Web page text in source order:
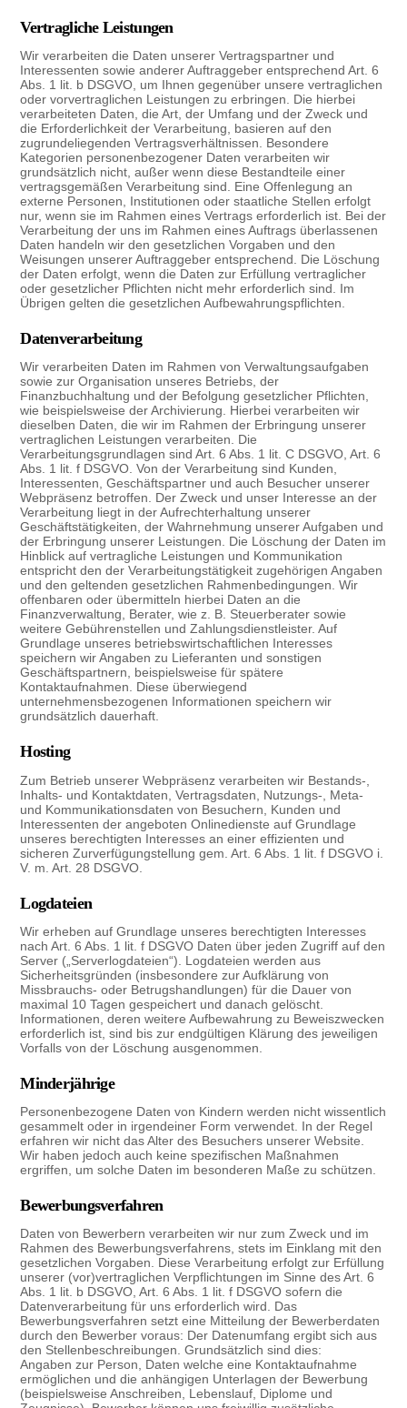
Vertragliche Leistungen
Wir verarbeiten die Daten unserer Vertragspartner und
Interessenten sowie anderer Auftraggeber entsprechend Art. 6
Abs. 1 lit. b DSGVO, um Ihnen gegenüber unsere vertraglichen
oder vorvertraglichen Leistungen zu erbringen. Die hierbei
verarbeiteten Daten, die Art, der Umfang und der Zweck und
die Erforderlichkeit der Verarbeitung, basieren auf den
zugrundeliegenden Vertragsverhältnissen. Besondere
Kategorien personenbezogener Daten verarbeiten wir
grundsätzlich nicht, außer wenn diese Bestandteile einer
vertragsgemäßen Verarbeitung sind. Eine Offenlegung an
externe Personen, Institutionen oder staatliche Stellen erfolgt
nur, wenn sie im Rahmen eines Vertrags erforderlich ist. Bei der
Verarbeitung der uns im Rahmen eines Auftrags überlassenen
Daten handeln wir den gesetzlichen Vorgaben und den
Weisungen unserer Auftraggeber entsprechend. Die Löschung
der Daten erfolgt, wenn die Daten zur Erfüllung vertraglicher
oder gesetzlicher Pflichten nicht mehr erforderlich sind. Im
Übrigen gelten die gesetzlichen Aufbewahrungspflichten.
Datenverarbeitung
Wir verarbeiten Daten im Rahmen von Verwaltungsaufgaben
sowie zur Organisation unseres Betriebs, der
Finanzbuchhaltung und der Befolgung gesetzlicher Pflichten,
wie beispielsweise der Archivierung. Hierbei verarbeiten wir
dieselben Daten, die wir im Rahmen der Erbringung unserer
vertraglichen Leistungen verarbeiten. Die
Verarbeitungsgrundlagen sind Art. 6 Abs. 1 lit. C DSGVO, Art. 6
Abs. 1 lit. f DSGVO. Von der Verarbeitung sind Kunden,
Interessenten, Geschäftspartner und auch Besucher unserer
Webpräsenz betroffen. Der Zweck und unser Interesse an der
Verarbeitung liegt in der Aufrechterhaltung unserer
Geschäftstätigkeiten, der Wahrnehmung unserer Aufgaben und
der Erbringung unserer Leistungen. Die Löschung der Daten im
Hinblick auf vertragliche Leistungen und Kommunikation
entspricht den der Verarbeitungstätigkeit zugehörigen Angaben
und den geltenden gesetzlichen Rahmenbedingungen. Wir
offenbaren oder übermitteln hierbei Daten an die
Finanzverwaltung, Berater, wie z. B. Steuerberater sowie
weitere Gebührenstellen und Zahlungsdienstleister. Auf
Grundlage unseres betriebswirtschaftlichen Interesses
speichern wir Angaben zu Lieferanten und sonstigen
Geschäftspartnern, beispielsweise für spätere
Kontaktaufnahmen. Diese überwiegend
unternehmensbezogenen Informationen speichern wir
grundsätzlich dauerhaft.
Hosting
Zum Betrieb unserer Webpräsenz verarbeiten wir Bestands-,
Inhalts- und Kontaktdaten, Vertragsdaten, Nutzungs-, Meta-
und Kommunikationsdaten von Besuchern, Kunden und
Interessenten der angeboten Onlinedienste auf Grundlage
unseres berechtigten Interesses an einer effizienten und
sicheren Zurverfügungstellung gem. Art. 6 Abs. 1 lit. f DSGVO i.
V. m. Art. 28 DSGVO.
Logdateien
Wir erheben auf Grundlage unseres berechtigten Interesses
nach Art. 6 Abs. 1 lit. f DSGVO Daten über jeden Zugriff auf den
Server („Serverlogdateien“). Logdateien werden aus
Sicherheitsgründen (insbesondere zur Aufklärung von
Missbrauchs- oder Betrugshandlungen) für die Dauer von
maximal 10 Tagen gespeichert und danach gelöscht.
Informationen, deren weitere Aufbewahrung zu Beweiszwecken
erforderlich ist, sind bis zur endgültigen Klärung des jeweiligen
Vorfalls von der Löschung ausgenommen.
Minderjährige
Personenbezogene Daten von Kindern werden nicht wissentlich
gesammelt oder in irgendeiner Form verwendet. In der Regel
erfahren wir nicht das Alter des Besuchers unserer Website.
Wir haben jedoch auch keine spezifischen Maßnahmen
ergriffen, um solche Daten im besonderen Maße zu schützen.
Bewerbungsverfahren
Daten von Bewerbern verarbeiten wir nur zum Zweck und im
Rahmen des Bewerbungs­verfahrens, stets im Einklang mit den
gesetzlichen Vorgaben. Diese Verarbeitung erfolgt zur Erfüllung
unserer (vor)vertraglichen Verpflichtungen im Sinne des Art. 6
Abs. 1 lit. b DSGVO, Art. 6 Abs. 1 lit. f DSGVO sofern die
Datenverarbeitung für uns erforderlich wird. Das
Bewerbungsverfahren setzt eine Mitteilung der Bewerberdaten
durch den Bewerber voraus: Der Datenumfang ergibt sich aus
den Stellenbeschreibungen. Grundsätzlich sind dies:
Angaben zur Person, Daten welche eine Kontaktaufnahme
ermöglichen und die anhängigen Unterlagen der Bewerbung
(beispielsweise Anschreiben, Lebenslauf, Diplome und